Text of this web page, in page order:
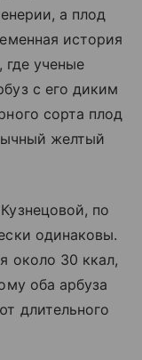
а плод
история
где ученые
с его диким
сорта плод
желтый
по
одинаковы.
около 30 ккал,
оба арбуза
длительного